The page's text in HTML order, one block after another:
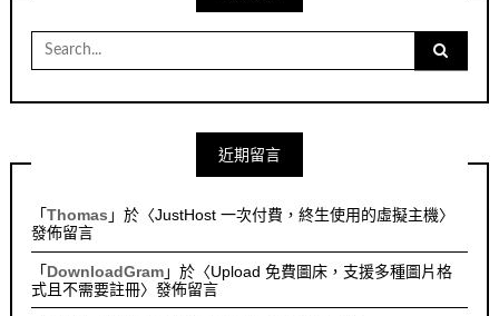
Search
for:
近期留言
「Thomas 」於〈JustHost 一次付費，終生使用的虛擬主機〉
發佈留言
「 DownloadGram」於〈Upload 免費圖床，支援多種圖片格
式且不需要註冊〉發佈留言